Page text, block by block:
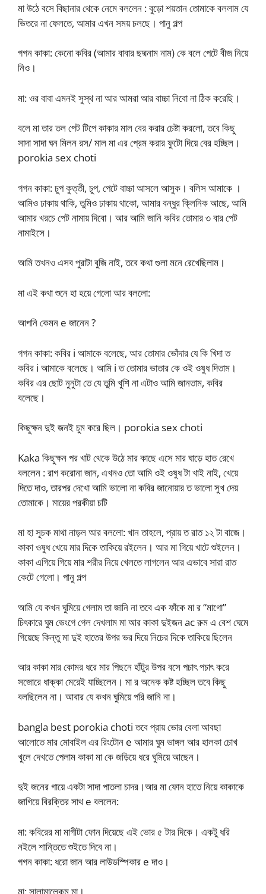
মা উঠে বসে বিছানার থেকে নেমে বললেন : বুড়ো শয়তান তোমাকে বললাম যে
ভিতরে না ফেলতে, আমার এখন সময় চলছে। পানু গল্প
গগন কাকা: কেনো কবির (আমার বাবার ছদ্মনাম নাম) কে বলে পেটে বীজ নিয়ে
নিও।
মা: ওর বাবা এমনই সুস্থ না আর আমরা আর বাচ্চা নিবো না ঠিক করেছি।
বলে মা তার তল পেট টিপে কাকার মাল বের করার চেষ্টা করলো, তবে কিছু
সাদা সাদা ঘন মিলন রস/ মাল মা এর প্রেম করার ফুটো দিয়ে বের হচ্ছিল।
porokia sex choti
গগন কাকা: চুপ কুত্তী, চুপ, পেটে বাচ্চা আসলে আসুক। বলিস আমাকে ।
আমিও ঢাকায় থাকি, তুমিও ঢাকায় থাকো, আমার বন্ধুর ক্লিনিক আছে, আমি
আমার খরচে পেট নামায় দিবো। আর আমি জানি কবির তোমার ৩ বার পেট
নামাইসে।
আমি তখনও এসব পুরাটা বুজি নাই, তবে কথা গুলা মনে রেখেছিলাম।
মা এই কথা শুনে হা হয়ে গেলো আর বললো:
আপনি কেমন e জানেন ?
গগন কাকা: কবির i আমাকে বলেছে, আর তোমার ভোঁদার যে কি খিদা ত
কবির i আমাকে বলেছে। আমি i ত তোমার ভাতার কে ওই ওষুধ দিতাম।
কবির এর ছোট নুনুটা তে যে তুমি খুশি না এটাও আমি জানতাম, কবির
বলেছে।
কিছুক্ষন দুই জনই চুম করে ছিল। porokia sex choti
Kaka কিছুক্ষন পর খাট থেকে উঠে মার কাছে এসে মার ঘাড়ে হাত রেখে
বললেন : রাগ করোনা জান, এখনও তো আমি ওই ওষুধ টা খাই নাই, খেয়ে
দিতে দাও, তারপর দেখো আমি ভালো না কবির জানোয়ার ত ভালো সুখ দেয়
তোমাকে। মায়ের পরকীয়া চটি
মা হা সূচক মাথা নাড়ল আর বললো: খান তাহলে, প্রায় ত রাত ১২ টা বাজে।
কাকা ওষুধ খেয়ে মার দিকে তাকিয়ে রইলেন। আর মা গিয়ে খাটে শুইলেন।
কাকা এগিয়ে গিয়ে মার শরীর নিয়ে খেলতে লাগলেন আর এভাবে সারা রাত
কেটে গেলো। পানু গল্প
আমি যে কখন ঘুমিয়ে গেলাম তা জানি না তবে এক ফাঁকে মা র “মাগো”
চিৎকারে ঘুম ভেংগে গেল দেখলাম মা আর কাকা দুইজন ac রুম এ বেশ ঘেমে
গিয়েছে কিন্তু মা দুই হাতের উপর ভর দিয়ে নিচের দিকে তাকিয়ে ছিলেন
আর কাকা মার কোমর ধরে মার পিছনে হাঁটুর উপর বসে পচাৎ পচাৎ করে
সজোরে ধাক্কা মেরেই যাচ্ছিলেন। মা র অনেক কষ্ট হচ্ছিল তবে কিছু
বলছিলেন না। আবার যে কখন ঘুমিয়ে পরি জানি না।
bangla best porokia choti তবে প্রায় ভোর বেলা আবছা
আলোতে মার মোবাইল এর রিংটোন e আমার ঘুম ভাঙ্গল আর হালকা চোখ
খুলে দেখতে পেলাম কাকা মা কে জড়িয়ে ধরে ঘুমিয়ে আছেন।
দুই জনের গায়ে একটা সাদা পাতলা চাদর।আর মা ফোন হাতে নিয়ে কাকাকে
জাগিয়ে বিরক্তির সাথ e বললেন:
মা: কবিরের মা মাগীটা ফোন দিয়েছে এই ভোর ৫ টার দিকে। একটু ধরি
নইলে শান্তিতে শুইতে দিবে না।
গগন কাকা: ধরো জান আর লাউডস্পিকার e দাও।